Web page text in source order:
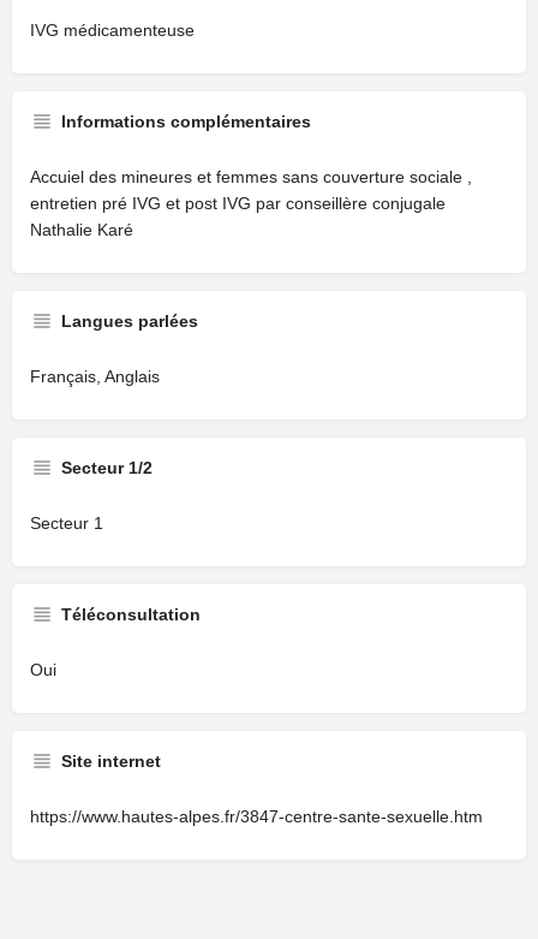
IVG médicamenteuse
Informations complémentaires
Accuiel des mineures et femmes sans couverture sociale ,
entretien pré IVG et post IVG par conseillère conjugale
Nathalie Karé
Langues parlées
Français, Anglais
Secteur 1/2
Secteur 1
Téléconsultation
Oui
Site internet
https://www.hautes-alpes.fr/3847-centre-sante-sexuelle.htm